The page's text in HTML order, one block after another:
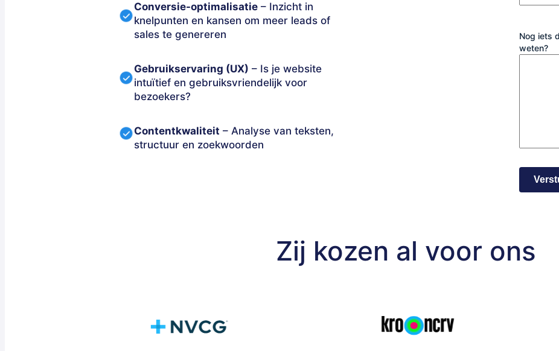
Conversie-optimalisatie – Inzicht in
knelpunten en kansen om meer leads of
sales te genereren
Gebruikservaring (UX) – Is je website
intuïtief en gebruiksvriendelijk voor
bezoekers?
Contentkwaliteit – Analyse van teksten,
structuur en zoekwoorden
Nog iets
weten?
Zij kozen al voor ons